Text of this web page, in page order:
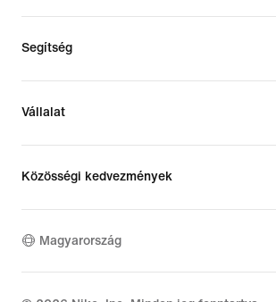
Segítség
Vállalat
Közösségi kedvezmények
Magyarország